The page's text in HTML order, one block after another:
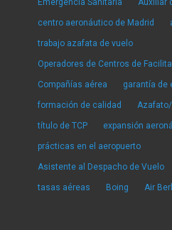
Emergencia Sanitaria Auxiliar
centro aeronáutico de Madrid
trabajo azafata de vuelo
Operadores de Centros de
Compañías aérea garantía de
formación de calidad
título de TCP expansión
prácticas en el aeropuerto
Asistente al Despacho de Vuelo
tasas aéreas Boing Air